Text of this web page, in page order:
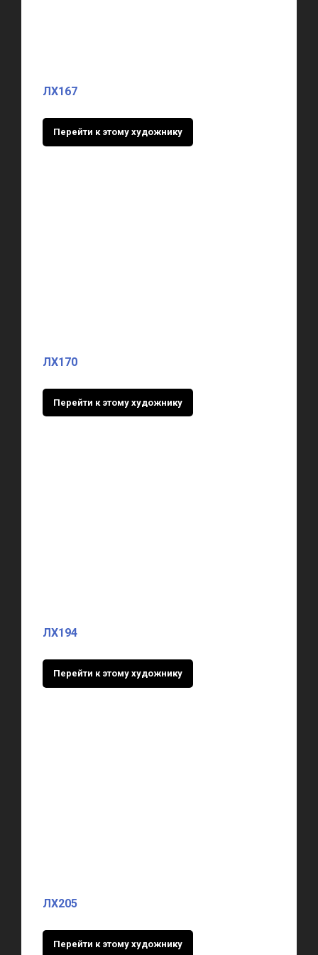
ЛХ167
Перейти к этому художнику
ЛХ170
Перейти к этому художнику
ЛХ194
Перейти к этому художнику
ЛХ205
Перейти к этому художнику